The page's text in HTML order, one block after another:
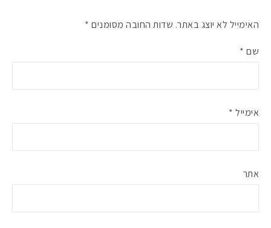
האימייל לא יוצג באתר. שדות החובה מסומנים *
שם *
אימייל *
אתר